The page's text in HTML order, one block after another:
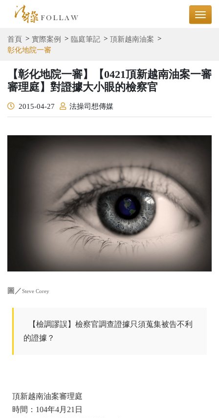
首頁 實際案例 臨庭筆記
頂新越南油案
彰化地院一審
【彰化地院一審】【0421頂新越南油案一審
審理庭】對證據大小眼的檢察官
2015-04-27 法操司想傳媒
圖／Steve Corey
【檢調謬誤】檢察官調查證據只須蒐集被告不利
的證據？
頂新越南油案審理庭
時間：104年4月21日